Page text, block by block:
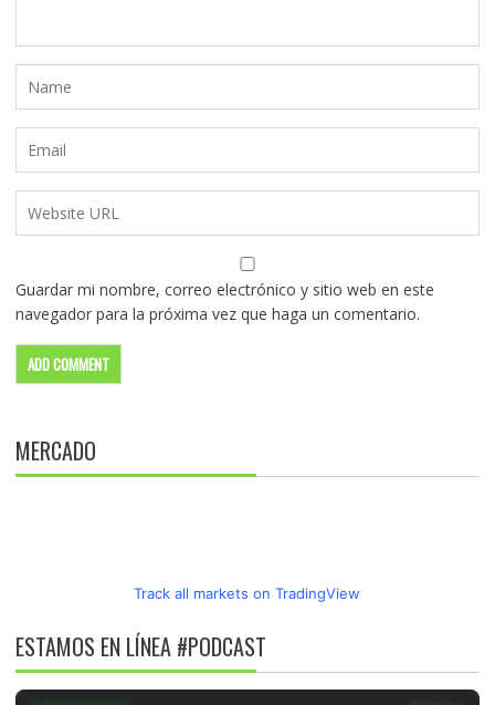
Guardar mi nombre, correo electrónico y sitio web en este
navegador para la próxima vez que haga un comentario.
MERCADO
Track all markets on TradingView
ESTAMOS EN LÍNEA #PODCAST